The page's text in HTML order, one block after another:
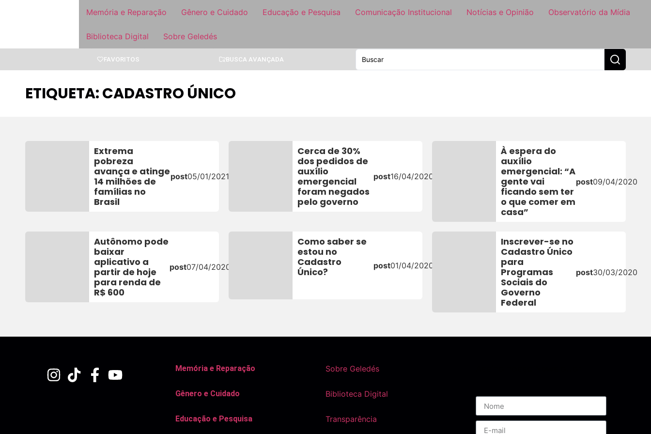
Memória e Reparação Gênero e Cuidado Educação e Pesquisa Comunicação Institucional Notícias e Opinião Observatório da Mídia
Biblioteca Digital Sobre Geledés
FAVORITOS BUSCA AVANÇADA
ETIQUETA: CADASTRO ÚNICO
Extrema
pobreza
avança e atinge
14 milhões de
famílias no
Brasil
post05/01/2021
Cerca de 30%
dos pedidos de
auxílio
emergencial
foram negados
pelo governo
post16/04/2020
À espera do
auxílio
emergencial: “A
gente vai
ficando sem ter
o que comer em
casa”
post09/04/2020
Autônomo pode
baixar
aplicativo a
partir de hoje
para renda de
R$ 600
post07/04/2020
Como saber se
estou no
Cadastro
Único?
post01/04/2020
Inscrever-se no
Cadastro Único
para
Programas
Sociais do
Governo
Federal
post30/03/2020
Memória e Reparação
Gênero e Cuidado
Educação e Pesquisa
Sobre Geledés
Biblioteca Digital
Transparência